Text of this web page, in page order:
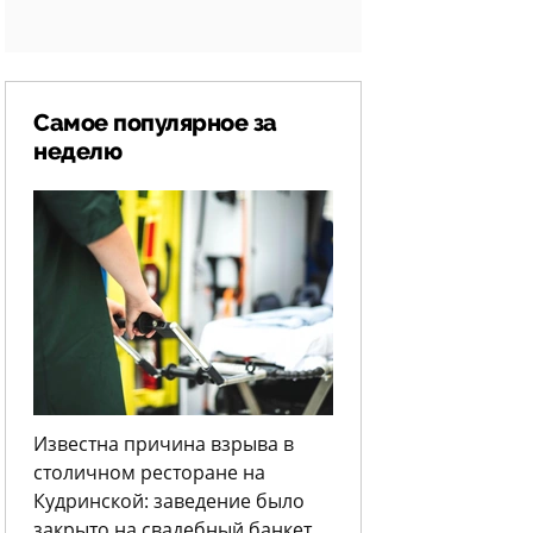
Самое популярное за
неделю
Известна причина взрыва в
столичном ресторане на
Кудринской: заведение было